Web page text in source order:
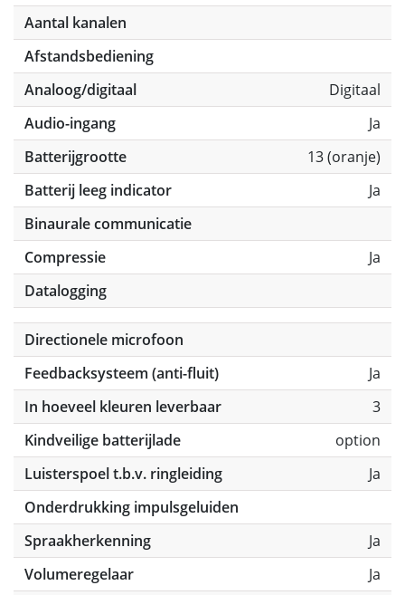
Aantal kanalen
Afstandsbediening
Analoog/digitaal
Digitaal
Audio-ingang
Ja
Batterijgrootte
13 (oranje)
Batterij leeg indicator
Ja
Binaurale communicatie
Compressie
Ja
Datalogging
Directionele microfoon
Feedbacksysteem (anti-fluit)
Ja
In hoeveel kleuren leverbaar
3
Kindveilige batterijlade
option
Luisterspoel t.b.v. ringleiding
Ja
Onderdrukking impulsgeluiden
Spraakherkenning
Ja
Volumeregelaar
Ja